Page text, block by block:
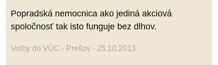
Popradská nemocnica ako jediná akciová
spoločnosť tak isto funguje bez dlhov.
Volby do VÚC - Prešov - 25.10.2013